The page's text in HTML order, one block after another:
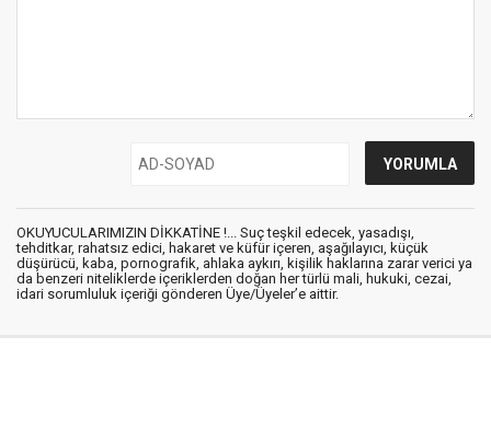
OKUYUCULARIMIZIN DİKKATİNE !... Suç teşkil edecek, yasadışı,
tehditkar, rahatsız edici, hakaret ve küfür içeren, aşağılayıcı, küçük
düşürücü, kaba, pornografik, ahlaka aykırı, kişilik haklarına zarar verici ya
da benzeri niteliklerde içeriklerden doğan her türlü mali, hukuki, cezai,
idari sorumluluk içeriği gönderen Üye/Üyeler’e aittir.